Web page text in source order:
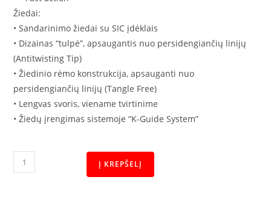
Žiedai:
• Sandarinimo žiedai su SIC įdėklais
• Dizainas “tulpė”, apsaugantis nuo persidengiančių linijų
(Antitwisting Tip)
• Žiedinio rėmo konstrukcija, apsauganti nuo
persidengiančių linijų (Tangle Free)
• Lengvas svoris, viename tvirtinime
• Žiedų įrengimas sistemoje “K-Guide System”
Į KREPŠELĮ